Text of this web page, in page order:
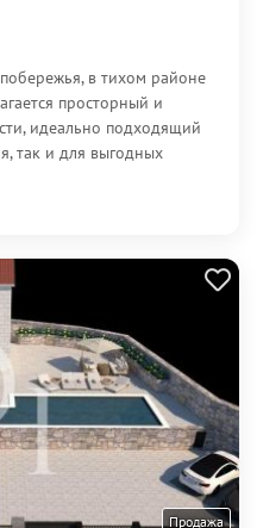
в тихом районе
просторный и
идеально подходящий
так и для выгодных
Продажа